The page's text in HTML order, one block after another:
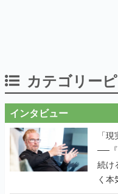
カテゴリー
インタビュー
「
──『
続け
く本